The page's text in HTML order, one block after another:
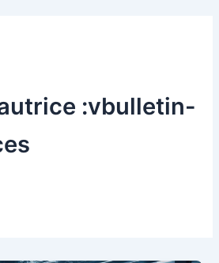
:vbulletin-